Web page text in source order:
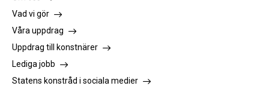
Vad vi gör
Våra uppdrag
Uppdrag till konstnärer
Lediga jobb
Statens konstråd i sociala medier